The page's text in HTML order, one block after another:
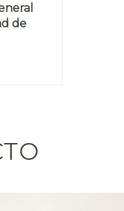
de